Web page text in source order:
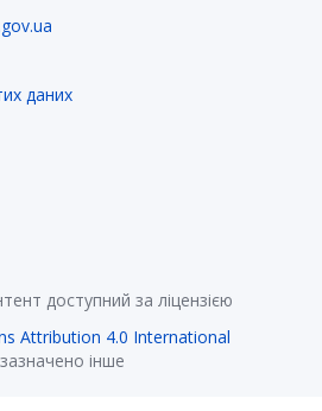
даних
доступний за ліцензією
Attribution 4.0 International
інше